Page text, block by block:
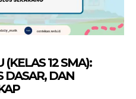
12 SMA):
DASAR, DAN